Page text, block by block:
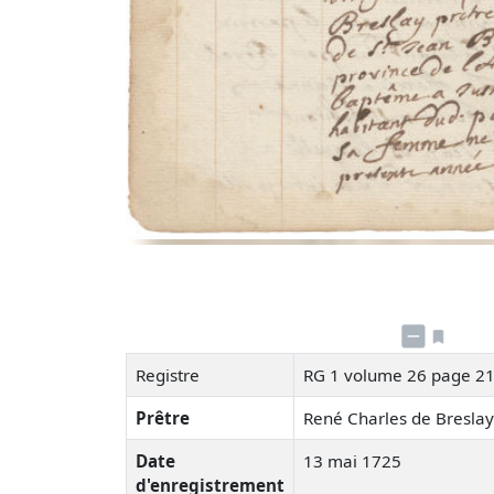
Registre
RG 1 volume 26 page
Prêtre
René Charles de
Date
d'enregistrement
13 mai 1725